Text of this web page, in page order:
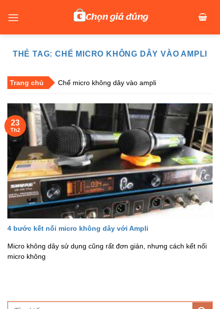
THẺ TAG: CHẾ MICRO KHÔNG DÂY VÀO AMPLI
Trang chủ Chế micro không dây vào ampli
4 bước kết nối micro không dây với Ampli
Micro không dây sử dụng cũng rất đơn giản, nhưng cách kết nối
micro không
23
Th2